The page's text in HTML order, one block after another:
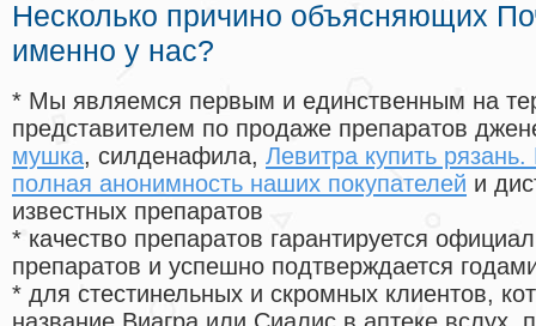
Несколько причино объясняющих
именно у нас?
* Мы являемся первым и единственным на
представителем по продаже препаратов
мушка, силденафила, Левитра купить
полная анонимность наших покупателей и
известных препаратов
* качество препаратов гарантируется
препаратов и успешно подтверждается
* для стестинельных и скромных клиентов,